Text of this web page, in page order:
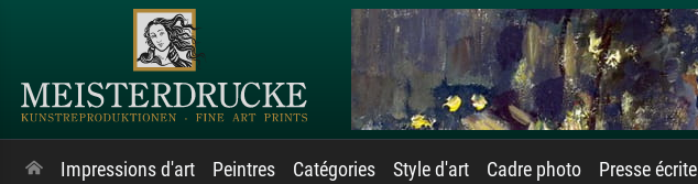
Impressions d'art Peintres Catégories Style d'art Cadre photo Presse écrite